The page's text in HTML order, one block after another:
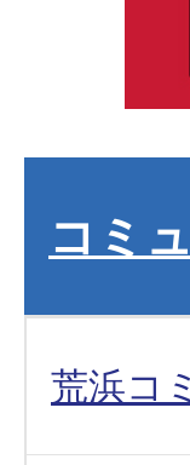
コミ
荒浜コ